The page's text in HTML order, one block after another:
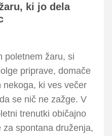
ki jo dela
poletnem žaru, si
priprave, domače
nekoga, ki ves večer
se nič ne zažge. V
trenutki običajno
spontana druženja,